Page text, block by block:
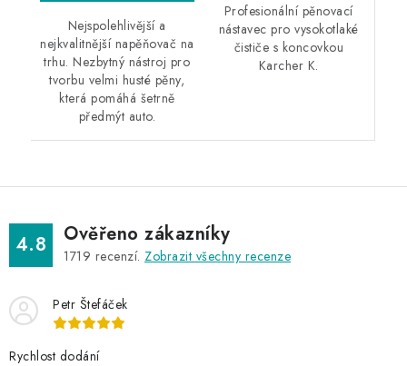
Nejspolehlivější a
nejkvalitnější napěňovač na
trhu. Nezbytný nástroj pro
tvorbu velmi husté pěny,
která pomáhá šetrně
předmýt auto.
Profesionální pěnovací
nástavec pro vysokotlaké
čističe s koncovkou
Karcher K.
4.8 Ověřeno zákazníky
1719 recenzí. Zobrazit všechny recenze
Petr Štefáček
Rychlost dodání